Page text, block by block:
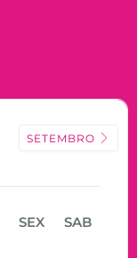
SETEMBRO
SEX SAB